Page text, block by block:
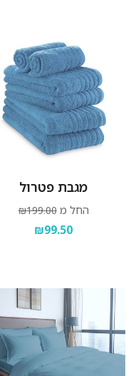
מגבת פטרול
החל מ ₪199.00
₪99.50